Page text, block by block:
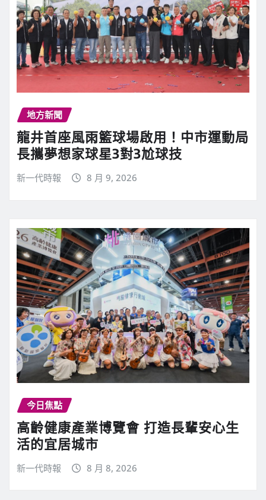
地方新聞
龍井首座風雨籃球場啟用！中市運動局
長攜夢想家球星3對3尬球技
新一代時報 8 月 9, 2026
今日焦點
高齡健康產業博覽會 打造長輩安心生
活的宜居城市
新一代時報 8 月 8, 2026